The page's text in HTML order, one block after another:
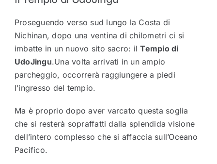
Proseguendo verso sud lungo la Costa di
Nichinan, dopo una ventina di chilometri ci si
imbatte in un nuovo sito sacro: ilTempio di
UdoJingu.Una volta arrivati in un ampio
parcheggio, occorrerà raggiungere a piedi
l’ingresso del tempio.
Ma è proprio dopo aver varcato questa soglia
che si resterà sopraffatti dalla splendida visione
dell’intero complesso che si affaccia sull’Oceano
Pacifico.